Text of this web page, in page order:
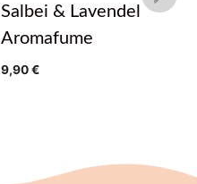
Salbei & Lavendel
Aromafume
9,90€